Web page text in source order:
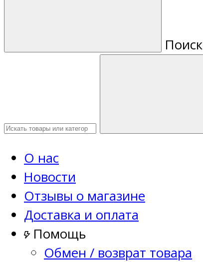
Поиск
О нас
Новости
Отзывы о магазине
Доставка и оплата
Помощь
Обмен / возврат товара